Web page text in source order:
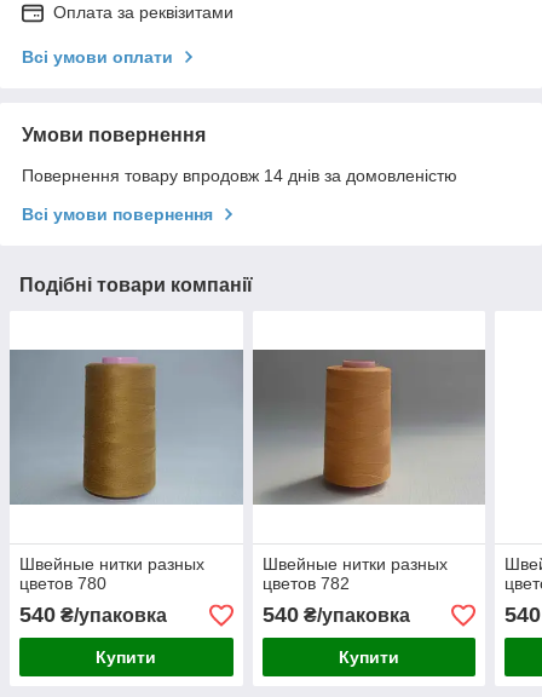
Оплата за реквізитами
Всі умови оплати
Умови повернення
Повернення товару впродовж 14 днів за домовленістю
Всі умови повернення
Подібні товари компанії
Швейные нитки разных
цветов 780
540 ₴/упаковка
Купити
Швейные нитки разных
цветов 782
540₴/упаковка
Купити
540